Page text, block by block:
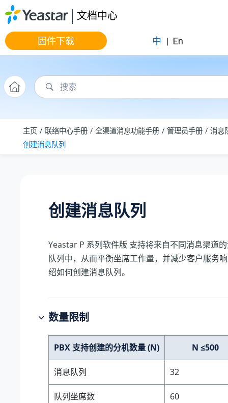
跳转到主要内容
文档中心
固件下载 中 | En
主页 联络中心手册 全渠道消息功能手册 管理员手册
消息
创建消息队列
创建消息队列
Yeastar P 系列软件版支持将来自不同消息渠道
队列中，从而平衡坐席工作量，并减少客户服务
绍如何创建消息队列。
数量限制
PBX 支持创建的分机数量 (N) N ≤500
消息队列 32
队列坐席数 60